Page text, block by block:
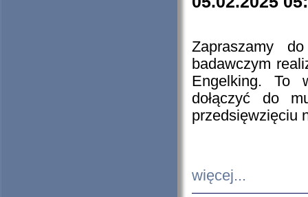
Zapraszamy
badawczym
Engelking. To
dołączyć do
przedsięwzięciu
więcej...